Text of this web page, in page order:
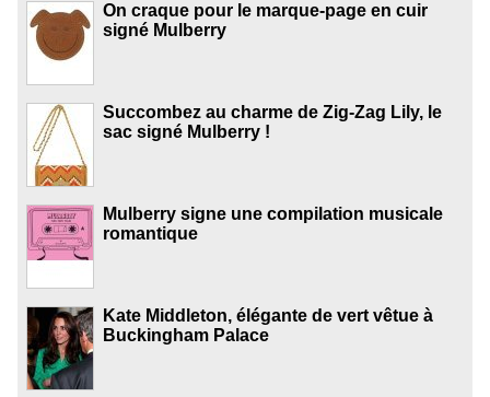
On craque pour le marque-page en cuir
signé Mulberry
Succombez au charme de Zig-Zag Lily, le
sac signé Mulberry !
Mulberry signe une compilation musicale
romantique
Kate Middleton, élégante de vert vêtue à
Buckingham Palace